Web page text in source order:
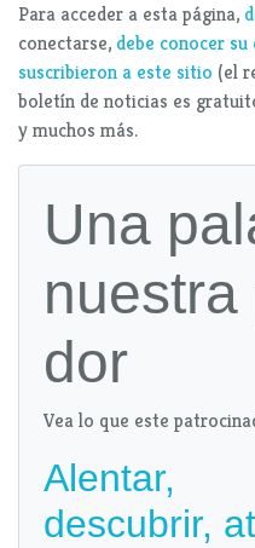
Para acceder a esta página,
conectarse, debe conocer
suscribieron a este sitio (el
boletín de noticias es
y muchos más.
Una
dor
Vea lo que este
Alentar,
descubrir,